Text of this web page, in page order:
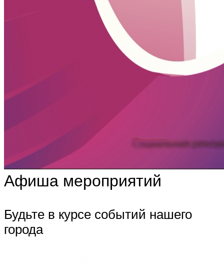
Афиша мероприятий
Будьте в курсе событий нашего
города